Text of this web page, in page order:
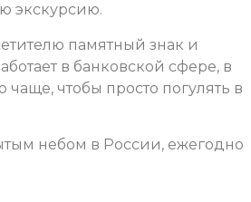
экскурсию.
памятный знак и
в банковской сфере, в
чаще, чтобы просто погулять в
небом в России, ежегодно